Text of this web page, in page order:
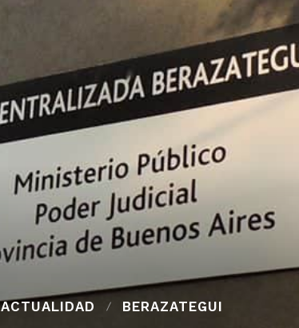
ACTUALIDAD BERAZATEGUI